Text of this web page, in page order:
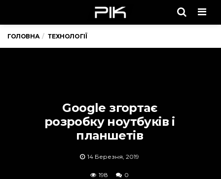
ГОЛОВНА ТЕХНОЛОГІЇ
Google згортає
розробку ноутбуків і
планшетів
14 Березня, 2019
198 0